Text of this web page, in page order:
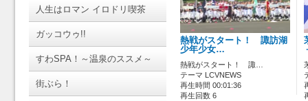
人生はロマン イロドリ喫茶
ガッコウゥ!!
すわSPA！～温泉のススメ～
街ぶら！
熱戦がスタート！ 諏訪湖
少年少女…
熱戦がスタート！ 諏…
テーマ LCVNEWS
再生時間 00:01:36
再生回数 6